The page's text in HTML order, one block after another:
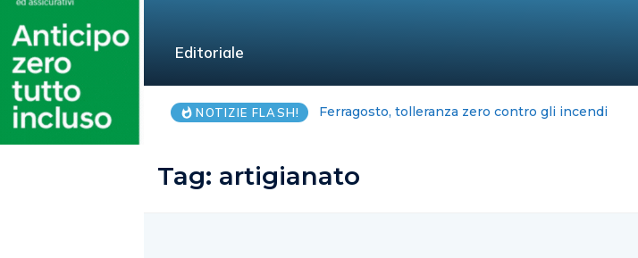
Editoriale
NOTIZIE FLASH! Grillo certifica il fallimento del Movimento 5 Stelle
Tag: artigianato